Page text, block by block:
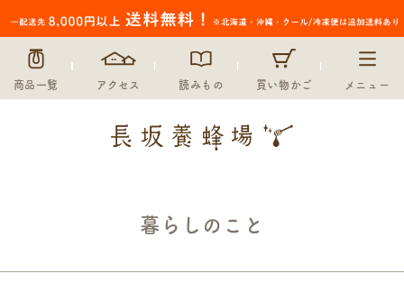
商品一覧 アクセス 読みもの 買い物かご メニュー
暮らしのこと